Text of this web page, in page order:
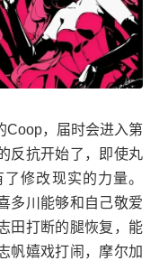
Coop，届时会进入第
反抗开始了，即使丸
修改现实的力量。
多川能够和自己敬爱
田打断的腿恢复，能
帆嬉戏打闹，摩尔加